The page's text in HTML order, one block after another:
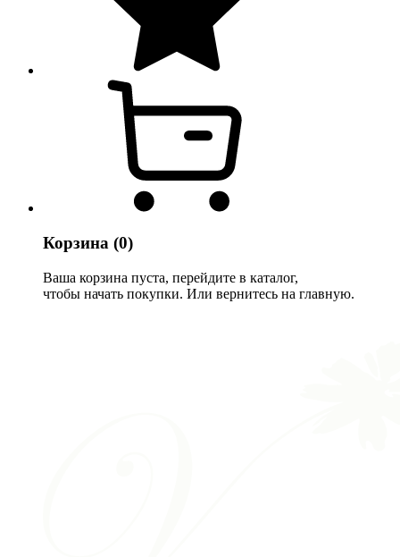
Корзина (0)
Ваша корзина пуста, перейдите в каталог,
чтобы начать покупки. Или вернитесь на главную.